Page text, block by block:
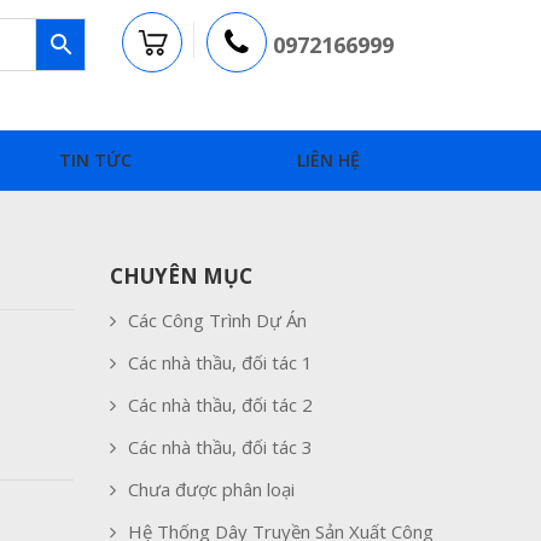
0972166999
TIN TỨC LIÊN HỆ
CHUYÊN MỤC
Các Công Trình Dự Án
Các nhà thầu, đối tác 1
Các nhà thầu, đối tác 2
Các nhà thầu, đối tác 3
Chưa được phân loại
Hệ Thống Dây Truyền Sản Xuất Công